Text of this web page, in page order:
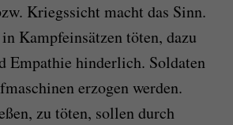
Kriegssicht macht das Sinn.
Kampfeinsätzen töten, dazu
Empathie hinderlich. Soldaten
erzogen werden.
zu töten, sollen durch